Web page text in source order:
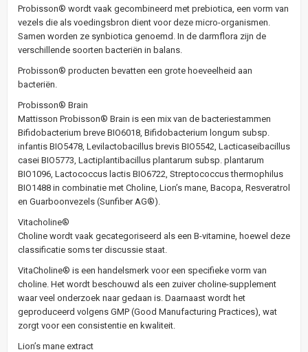
Probisson® wordt vaak gecombineerd met prebiotica, een vorm van
vezels die als voedingsbron dient voor deze micro-organismen.
Samen worden ze synbiotica genoemd. In de darmflora zijn de
verschillende soorten bacteriën in balans.
Probisson® producten bevatten een grote hoeveelheid aan
bacteriën.
Probisson® Brain
Mattisson Probisson® Brain is een mix van de bacteriestammen
Bifidobacterium breve BIO6018, Bifidobacterium longum subsp.
infantis BIO5478, Levilactobacillus brevis BIO5542, Lacticaseibacillus
casei BIO5773, Lactiplantibacillus plantarum subsp. plantarum
BIO1096, Lactococcus lactis BIO6722, Streptococcus thermophilus
BIO1488 in combinatie met Choline, Lion’s mane, Bacopa, Resveratrol
en Guarboonvezels (Sunfiber AG®).
Vitacholine®
Choline wordt vaak gecategoriseerd als een B-vitamine, hoewel deze
classificatie soms ter discussie staat.
VitaCholine® is een handelsmerk voor een specifieke vorm van
choline. Het wordt beschouwd als een zuiver choline-supplement
waar veel onderzoek naar gedaan is. Daarnaast wordt het
geproduceerd volgens GMP (Good Manufacturing Practices), wat
zorgt voor een consistentie en kwaliteit.
Lion’s mane extract